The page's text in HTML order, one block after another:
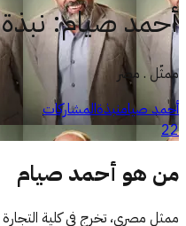
أحمد صيام:نبذة
ممثّل . مصر
أحمد صيامنبذةالمشاركات
22
من هو أحمد صيام
ممثل مصري، تخرج في كلية